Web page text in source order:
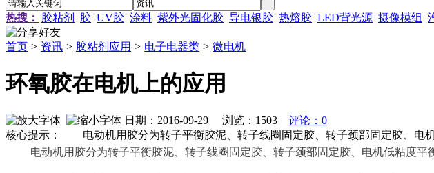
热搜： 胶粘剂 胶 UV胶 涂料 紫外光固化胶 导电银胶 热熔胶 LED背光源 摄像模组
首页 > 资讯 > 胶粘剂应用 > 电子电器类 > 微电机
环氧胶在电机上的应用
日期：2016-09-29 浏览： 1503
评论：0
核心提示： 电动机用胶分为转子平衡胶泥、转子线圈固定胶、转子颈部固定胶、
电动机用胶分为转子平衡胶泥、转子线圈固定胶、转子颈部固定胶、电机低粘度平